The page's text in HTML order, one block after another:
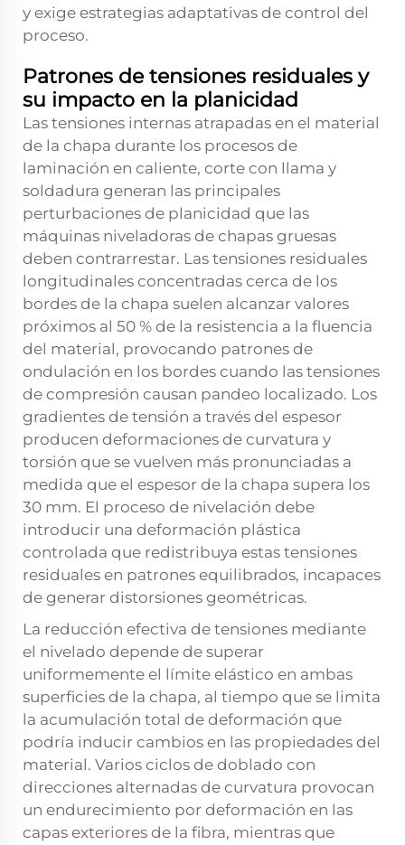
y exige estrategias adaptativas de control del
proceso.
Patrones de tensiones residuales y
su impacto en la planicidad
Las tensiones internas atrapadas en el material
de la chapa durante los procesos de
laminación en caliente, corte con llama y
soldadura generan las principales
perturbaciones de planicidad que las
máquinas niveladoras de chapas gruesas
deben contrarrestar. Las tensiones residuales
longitudinales concentradas cerca de los
bordes de la chapa suelen alcanzar valores
próximos al 50 % de la resistencia a la fluencia
del material, provocando patrones de
ondulación en los bordes cuando las tensiones
de compresión causan pandeo localizado. Los
gradientes de tensión a través del espesor
producen deformaciones de curvatura y
torsión que se vuelven más pronunciadas a
medida que el espesor de la chapa supera los
30 mm. El proceso de nivelación debe
introducir una deformación plástica
controlada que redistribuya estas tensiones
residuales en patrones equilibrados, incapaces
de generar distorsiones geométricas.
La reducción efectiva de tensiones mediante
el nivelado depende de superar
uniformemente el límite elástico en ambas
superficies de la chapa, al tiempo que se limita
la acumulación total de deformación que
podría inducir cambios en las propiedades del
material. Varios ciclos de doblado con
direcciones alternadas de curvatura provocan
un endurecimiento por deformación en las
capas exteriores de la fibra, mientras que